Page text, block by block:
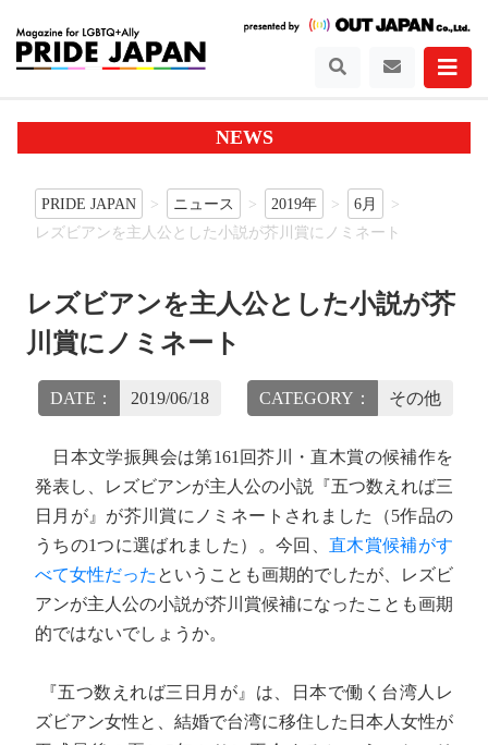
NEWS
PRIDE JAPAN ニュース 2019年
6月
レズビアンを主人公とした小説が芥川賞にノミネート
レズビアンを主人公とした小説が芥
川賞にノミネート
DATE： 2019/06/18 CATEGORY： その他
日本文学振興会は第161回芥川・直木賞の候補作を
発表し、レズビアンが主人公の小説『五つ数えれば三
日月が』が芥川賞にノミネートされました（5作品の
うちの1つに選ばれました）。今回、 直木賞候補がす
べて女性だった ということも画期的でしたが、レズビ
アンが主人公の小説が芥川賞候補になったことも画期
的ではないでしょうか。
『五つ数えれば三日月が』は、日本で働く台湾人レ
ズビアン女性と、結婚で台湾に移住した日本人女性が